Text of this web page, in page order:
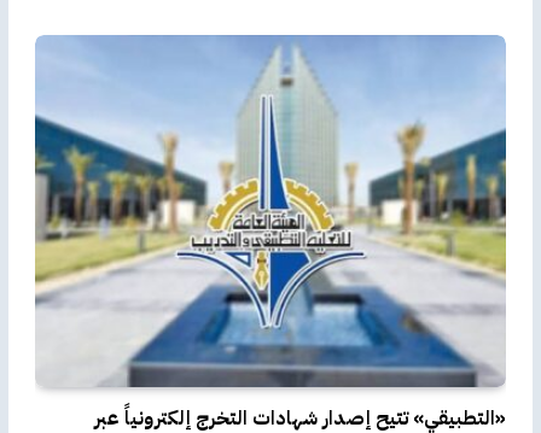
«التطبيقي» تتيح إصدار شهادات التخرج إلكترونياً عبر